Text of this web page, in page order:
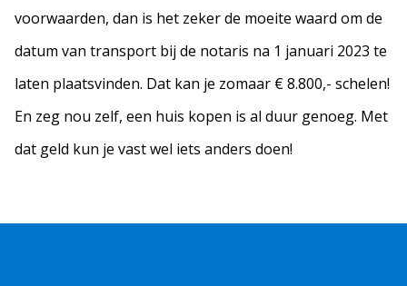
voorwaarden, dan is het zeker de moeite waard om de
datum van transport bij de notaris na 1 januari 2023 te
laten plaatsvinden. Dat kan je zomaar € 8.800,- schelen!
En zeg nou zelf, een huis kopen is al duur genoeg. Met
dat geld kun je vast wel iets anders doen!